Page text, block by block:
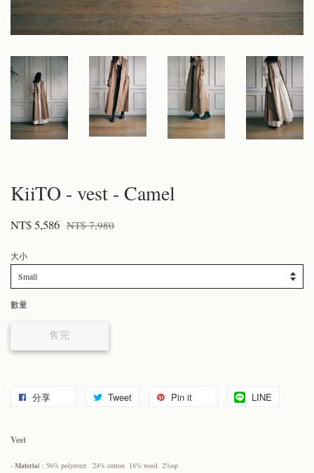
KiiTO - vest - Camel
NT$ 5,586 NT$ 7,980
大小
數量
售完
分享 Tweet Pin it LINE
Vest
- Material : 56% polyester 24% cotton 18% wool 2%op